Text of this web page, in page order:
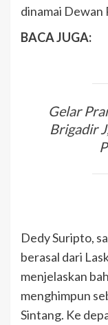
dinamai Dewan
BACA JUGA:
Gelar
Brigadir
Dedy Suripto,
berasal dari
menjelaskan
menghimpun
Sintang. Ke